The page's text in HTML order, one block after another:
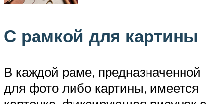
С рамкой для картины
В каждой раме, предназначенной
для фото либо картины, имеется